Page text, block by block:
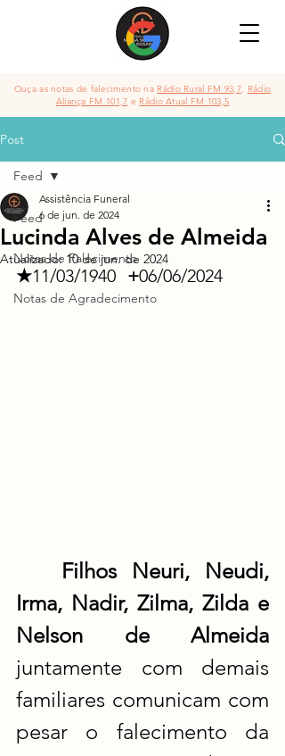
Ouça as notas de falecimento na Rádio Rural FM 93,7, Rádio
Aliança FM 101,7 e Rádio Atual FM 103,5
Post
Feed
Notas de Falecimento
Notas de Agradecimento
Feed
Lucinda Alves de Almeida
Assistência Funeral
6 de jun. de 2024
Atualizado:10 de jun. de 2024
★ +06/06/2024
Filhos Neuri, Neudi,
Irma, Nadir, Zilma, Zilda e
juntamente com demais
familiares comunicam com
pesar o falecimento da